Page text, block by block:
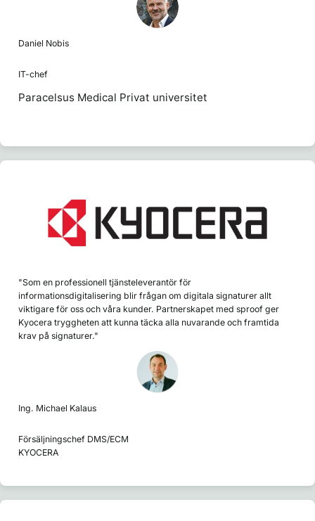
Daniel Nobis
IT-chef
Paracelsus Medical Privat universitet
"Som en professionell tjänsteleverantör för
informationsdigitalisering blir frågan om digitala signaturer allt
viktigare för oss och våra kunder. Partnerskapet med sproof ger
Kyocera tryggheten att kunna täcka alla nuvarande och framtida
krav på signaturer."
Ing. Michael Kalaus
Försäljningschef DMS/ECM
KYOCERA